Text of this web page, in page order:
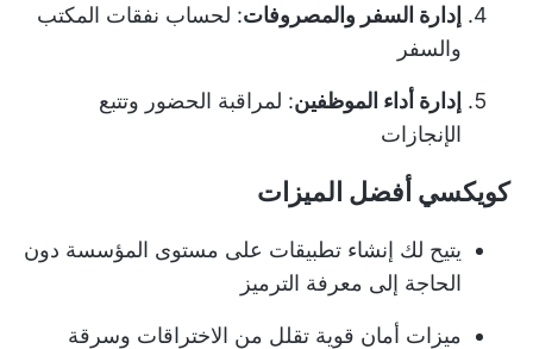
إدارة السفر والمصروفات: لحساب نفقات المكتب
والسفر
إدارة أداء الموظفين: لمراقبة الحضور وتتبع
الإنجازات
كويكسي أفضل الميزات
يتيح لك إنشاء تطبيقات على مستوى المؤسسة دون
الحاجة إلى معرفة الترميز
ميزات أمان قوية تقلل من الاختراقات وسرقة